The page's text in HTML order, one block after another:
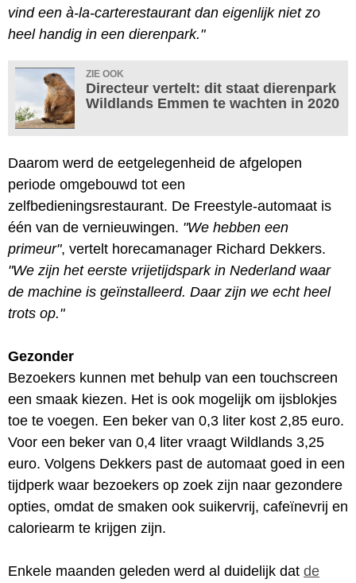
vind een à-la-carterestaurant dan eigenlijk niet zo
heel handig in een dierenpark."
ZIE OOK
Directeur vertelt: dit staat dierenpark
Wildlands Emmen te wachten in 2020
Daarom werd de eetgelegenheid de afgelopen
periode omgebouwd tot een
zelfbedieningsrestaurant. De Freestyle-automaat is
één van de vernieuwingen. "We hebben een
primeur", vertelt horecamanager Richard Dekkers.
"We zijn het eerste vrijetijdspark in Nederland waar
de machine is geïnstalleerd. Daar zijn we echt heel
trots op."
Gezonder
Bezoekers kunnen met behulp van een touchscreen
een smaak kiezen. Het is ook mogelijk om ijsblokjes
toe te voegen. Een beker van 0,3 liter kost 2,85 euro.
Voor een beker van 0,4 liter vraagt Wildlands 3,25
euro. Volgens Dekkers past de automaat goed in een
tijdperk waar bezoekers op zoek zijn naar gezondere
opties, omdat de smaken ook suikervrij, cafeïnevrij en
caloriearm te krijgen zijn.
Enkele maanden geleden werd al duidelijk dat de